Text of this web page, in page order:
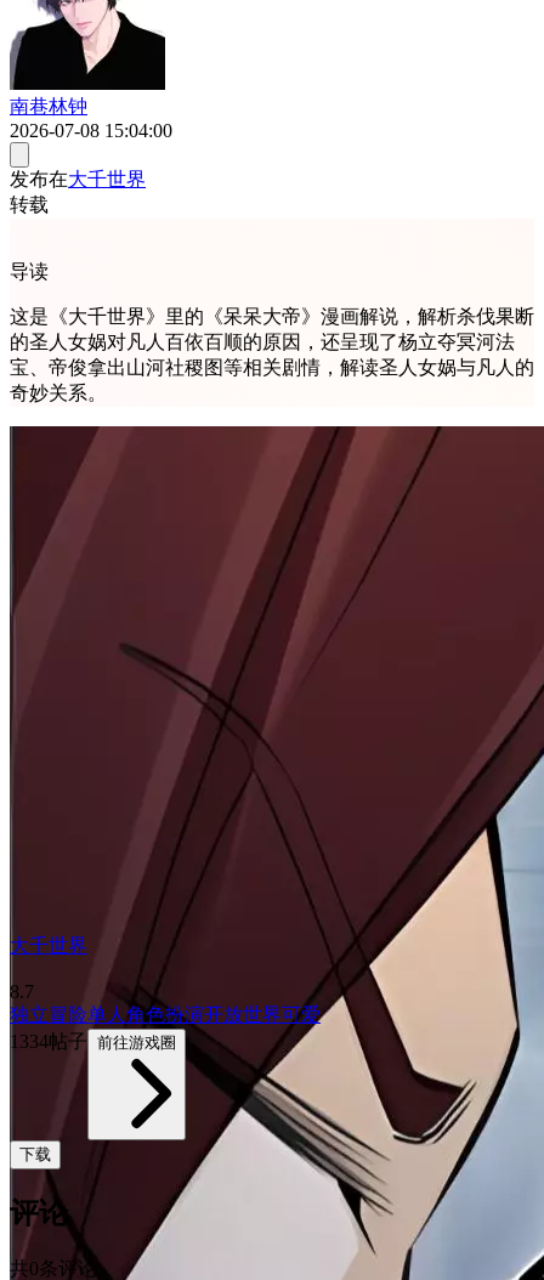
南巷林钟
2026-07-08 15:04:00
发布在大千世界
转载
导读
这是《大千世界》里的《呆呆大帝》漫画解说，解析杀伐果断
的圣人女娲对凡人百依百顺的原因，还呈现了杨立夺冥河法
宝、帝俊拿出山河社稷图等相关剧情，解读圣人女娲与凡人的
奇妙关系。
大千世界
8.7
独立冒险单人 角色扮演开放世界可爱
1334帖子 前往游戏圈
下载
评论
共0条评论